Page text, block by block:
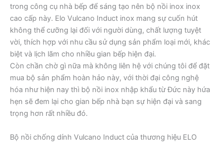
trong công cụ nhà bếp để sáng tạo nên bộ nồi inox inox
cao cấp này. Elo Vulcano Induct inox mang sự cuốn hút
không thể cưỡng lại đối với người dùng, chất lượng tuyệt
vời, thích hợp với nhu cầu sử dụng sản phẩm loại mới, khác
biệt và lịch lãm cho nhiều gian bếp hiện đại.
Còn chần chờ gì nữa mà không liên hệ với chúng tôi để đặt
mua bộ sản phẩm hoàn hảo này, với thời đại công nghệ
hóa như hiện nay thì bộ nồi inox nhập khẩu từ Đức này hứa
hẹn sẽ đem lại cho gian bếp nhà bạn sự hiện đại và sang
trọng hơn rất nhiều đó.
Bộ nồi chống dính Vulcano Induct của thương hiệu ELO